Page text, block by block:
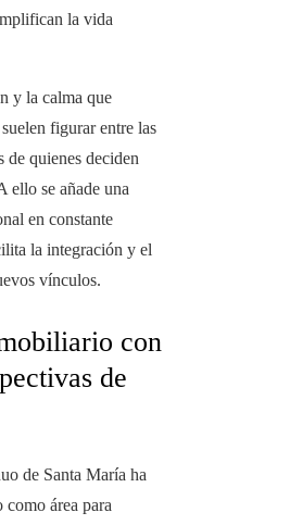
la vida
y la calma que
figurar entre las
de quienes deciden
ello se añade una
en constante
la integración y el
vínculos.
con
de
de Santa María ha
área para